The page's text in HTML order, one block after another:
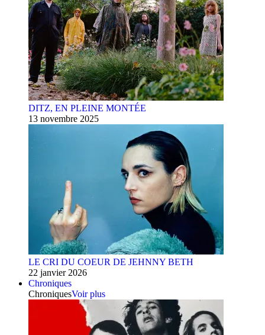
DITZ, EN PLEINE MONTÉE
13 novembre 2025
LE CRI DU COEUR DE JEHNNY BETH
22 janvier 2026
Chroniques
ChroniquesVoir plus